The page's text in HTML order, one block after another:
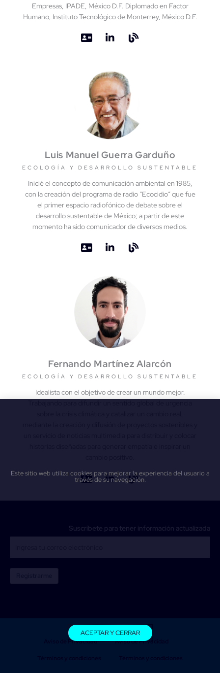
Empresas, IPADE, México D.F. Diplomado en Factor
Humano, Instituto Tecnológico de Monterrey, México D.F.
Luis Manuel Guerra Garduño
ECOLOGÍA Y DESARROLLO SUSTENTABLE
Inicié el concepto de comunicación ambiental en 1985,
con la creación del programa de radio “Ecocidio” que fue
el primer espacio radiofónico de debate sobre el
desarrollo sustentable de México; a partir de este
momento ha sido comunicador de diversos medios.
Fernando Martínez Alarcón
ECOLOGÍA Y DESARROLLO SUSTENTABLE
Idealista con el objetivo de crear un mundo mejor.
Suscríbete para tener información actualizada
Aviso de Privacidad Aviso de Privacidad
Este sitio web utiliza cookies para mejorar la experiencia del usuario a
través de su navegación.
ACEPTAR Y CERRAR